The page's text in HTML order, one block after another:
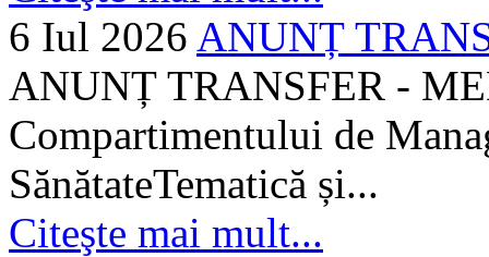
6 Iul 2026 ANUNȚ
ANUNȚ TRANSFER -
Compartimentului de
SănătateTematică și...
Citeşte mai mult...